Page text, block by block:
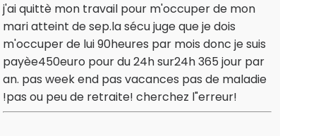
j'ai quittè mon travail pour m'occuper de mon
mari atteint de sep.la sécu juge que je dois
m'occuper de lui 90heures par mois donc je suis
payèe450euro pour du 24h sur24h 365 jour par
an. pas week end pas vacances pas de maladie
!pas ou peu de retraite! cherchez l"erreur!